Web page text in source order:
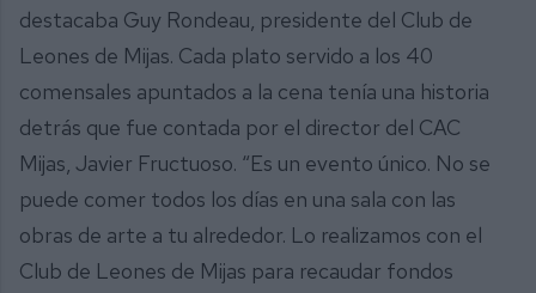
destacaba Guy Rondeau, presidente del Club de
Leones de Mijas. Cada plato servido a los 40
comensales apuntados a la cena tenía una historia
detrás que fue contada por el director del CAC
Mijas, Javier Fructuoso. “Es un evento único. No se
puede comer todos los días en una sala con las
obras de arte a tu alrededor. Lo realizamos con el
Club de Leones de Mijas para recaudar fondos